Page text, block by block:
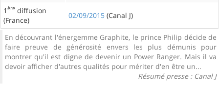
1 ère diffusion
(France)
02/09/2015 (Canal J)
En découvrant l'énergemme Graphite, le prince Philip décide de
faire preuve de générosité envers les plus démunis pour
montrer qu'il est digne de devenir un Power Ranger. Mais il va
devoir afficher d'autres qualités pour mériter d'en être un...
Résumé presse : Canal J